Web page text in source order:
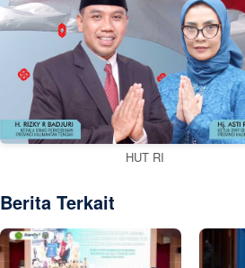
HUT RI
Berita Terkait